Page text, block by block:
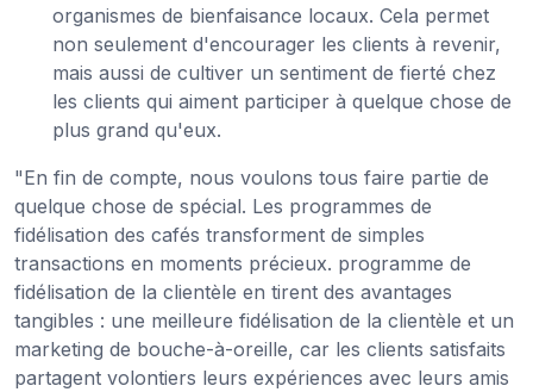
organismes de bienfaisance locaux. Cela permet
non seulement d'encourager les clients à revenir,
mais aussi de cultiver un sentiment de fierté chez
les clients qui aiment participer à quelque chose de
plus grand qu'eux.
"En fin de compte, nous voulons tous faire partie de
quelque chose de spécial. Les programmes de
fidélisation des cafés transforment de simples
transactions en moments précieux. programme de
fidélisation de la clientèle en tirent des avantages
tangibles : une meilleure fidélisation de la clientèle et un
marketing de bouche-à-oreille, car les clients satisfaits
partagent volontiers leurs expériences avec leurs amis